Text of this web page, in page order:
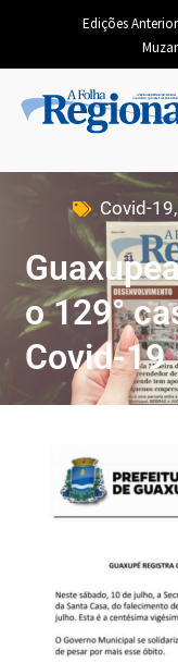
Edições
Covid-19
o 129°
Covid-19